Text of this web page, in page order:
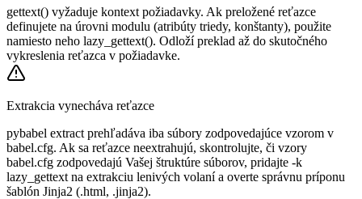
gettext() vyžaduje kontext požiadavky. Ak preložené reťazce
definujete na úrovni modulu (atribúty triedy, konštanty), použite
namiesto neho lazy_gettext(). Odloží preklad až do skutočného
vykreslenia reťazca v požiadavke.
Extrakcia vynecháva reťazce
pybabel extract prehľadáva iba súbory zodpovedajúce vzorom v
babel.cfg. Ak sa reťazce neextrahujú, skontrolujte, či vzory
babel.cfg zodpovedajú Vašej štruktúre súborov, pridajte -k
lazy_gettext na extrakciu lenivých volaní a overte správnu príponu
šablón Jinja2 (.html, .jinja2).